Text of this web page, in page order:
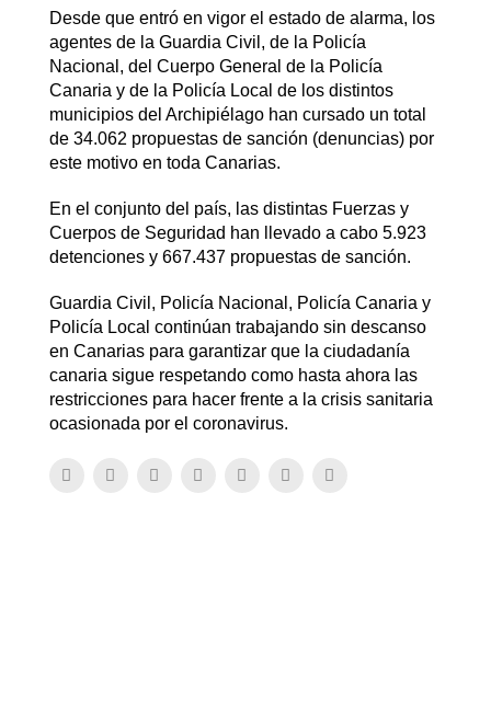
Desde que entró en vigor el estado de alarma, los
agentes de la Guardia Civil, de la Policía
Nacional, del Cuerpo General de la Policía
Canaria y de la Policía Local de los distintos
municipios del Archipiélago han cursado un total
de 34.062 propuestas de sanción (denuncias) por
este motivo en toda Canarias.
En el conjunto del país, las distintas Fuerzas y
Cuerpos de Seguridad han llevado a cabo 5.923
detenciones y 667.437 propuestas de sanción.
Guardia Civil, Policía Nacional, Policía Canaria y
Policía Local continúan trabajando sin descanso
en Canarias para garantizar que la ciudadanía
canaria sigue respetando como hasta ahora las
restricciones para hacer frente a la crisis sanitaria
ocasionada por el coronavirus.